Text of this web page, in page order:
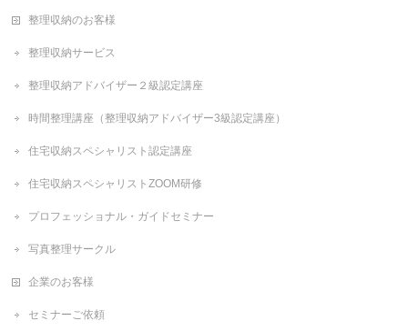
整理収納のお客様
整理収納サービス
整理収納アドバイザー２級認定講座
時間整理講座（整理収納アドバイザー3級認定講座）
住宅収納スペシャリスト認定講座
住宅収納スペシャリストZOOM研修
プロフェッショナル・ガイドセミナー
写真整理サークル
企業のお客様
セミナーご依頼